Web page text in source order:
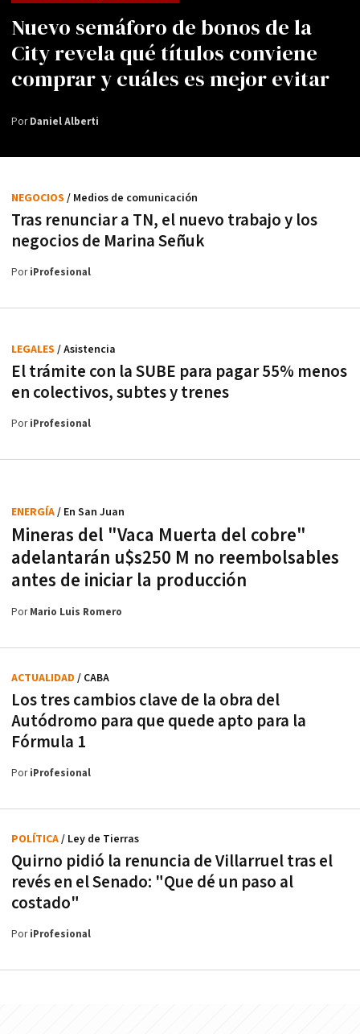
Nuevo semáforo de bonos de la
City revela qué títulos conviene
comprar y cuáles es mejor evitar
PorDaniel Alberti
Tras renunciar a TN, el nuevo trabajo y los
negocios de Marina Señuk
NEGOCIOS / Medios de comunicación
PoriProfesional
El trámite con la SUBE para pagar 55% menos
en colectivos, subtes y trenes
LEGALES / Asistencia
PoriProfesional
Mineras del "Vaca Muerta del cobre"
adelantarán u$s250 M no reembolsables
antes de iniciar la producción
ENERGÍA/ En San Juan
PorMario Luis Romero
Los tres cambios clave de la obra del
Autódromo para que quede apto para la
Fórmula 1
ACTUALIDAD / CABA
PoriProfesional
Quirno pidió la renuncia de Villarruel tras el
revés en el Senado: "Que dé un paso al
costado"
POLÍTICA/ Ley de Tierras
PoriProfesional